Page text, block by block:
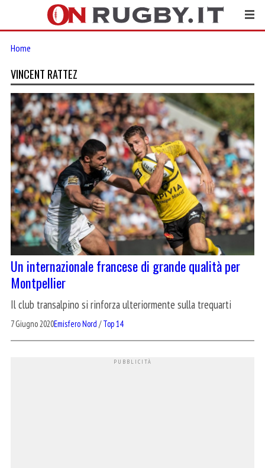
Home
VINCENT RATTEZ
Un internazionale francese di grande qualità per
Montpellier
Il club transalpino si rinforza ulteriormente sulla trequarti
7 Giugno 2020Emisfero Nord /Top 14